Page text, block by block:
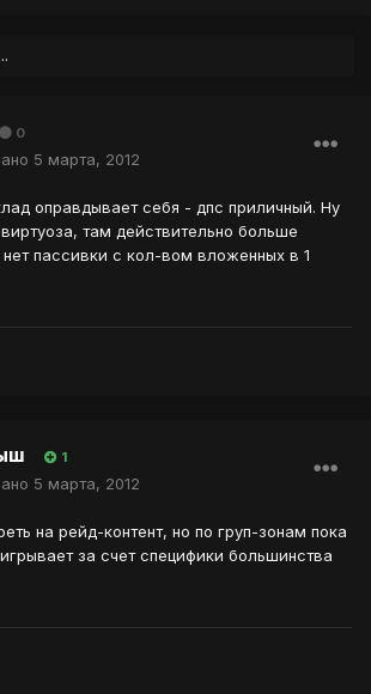
0
5 марта, 2012
оправдывает себя - дпс приличный. Ну
там действительно больше
нет пассивки с кол-вом вложенных в 1
1
5 марта, 2012
на рейд-контент, но по груп-зонам пока
за счет специфики большинства